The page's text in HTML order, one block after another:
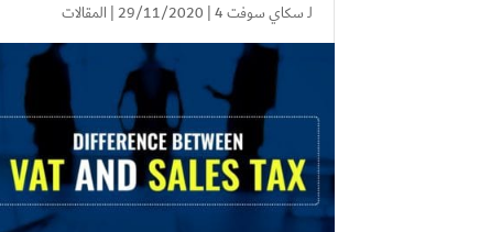
لـسكاي سوفت 4 | 29/11/2020 | المقالات